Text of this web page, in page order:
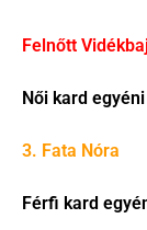
Felnőtt
Női kard
3. Fata Nóra
Férfi kard